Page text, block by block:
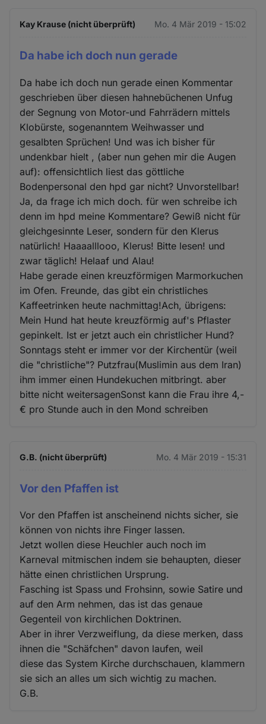
Kay Krause (nicht überprüft) Mo. 4 Mär 2019 - 15:02
Da habe ich doch nun gerade
Da habe ich doch nun gerade einen Kommentar
geschrieben über diesen hahnebüchenen Unfug
der Segnung von Motor-und Fahrrädern mittels
Klobürste, sogenanntem Weihwasser und
gesalbten Sprüchen! Und was ich bisher für
undenkbar hielt , (aber nun gehen mir die Augen
auf): offensichtlich liest das göttliche
Bodenpersonal den hpd gar nicht? Unvorstellbar!
Ja, da frage ich mich doch. für wen schreibe ich
denn im hpd meine Kommentare? Gewiß nicht für
gleichgesinnte Leser, sondern für den Klerus
natürlich! Haaaalllooo, Klerus! Bitte lesen! und
zwar täglich! Helaaf und Alau!
Habe gerade einen kreuzförmigen Marmorkuchen
im Ofen. Freunde, das gibt ein christliches
Kaffeetrinken heute nachmittag!Ach, übrigens:
Mein Hund hat heute kreuzförmig auf's Pflaster
gepinkelt. Ist er jetzt auch ein christlicher Hund?
Sonntags steht er immer vor der Kirchentür (weil
die "christliche"? Putzfrau(Muslimin aus dem Iran)
ihm immer einen Hundekuchen mitbringt. aber
bitte nicht weitersagenSonst kann die Frau ihre 4,-
€ pro Stunde auch in den Mond schreiben
G.B. (nicht überprüft) Mo. 4 Mär 2019 - 15:31
Vor den Pfaffen ist
Vor den Pfaffen ist anscheinend nichts sicher, sie
können von nichts ihre Finger lassen.
Jetzt wollen diese Heuchler auch noch im
Karneval mitmischen indem sie behaupten, dieser
hätte einen christlichen Ursprung.
Fasching ist Spass und Frohsinn, sowie Satire und
auf den Arm nehmen, das ist das genaue
Gegenteil von kirchlichen Doktrinen.
Aber in ihrer Verzweiflung, da diese merken, dass
ihnen die "Schäfchen" davon laufen, weil
diese das System Kirche durchschauen, klammern
sie sich an alles um sich wichtig zu machen.
G.B.